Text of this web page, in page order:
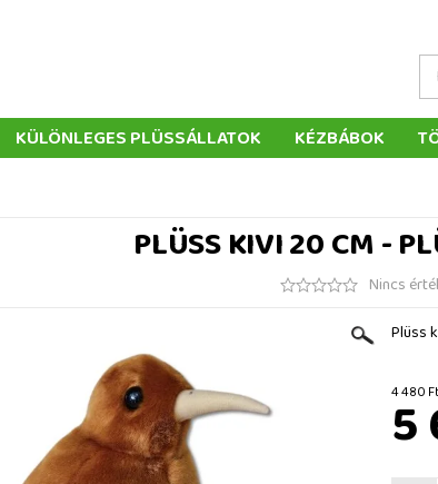
KÜLÖNLEGES PLÜSSÁLLATOK KÉZBÁBOK
PLÜSS KIVI 20 CM -
Nincs
Plüss
5